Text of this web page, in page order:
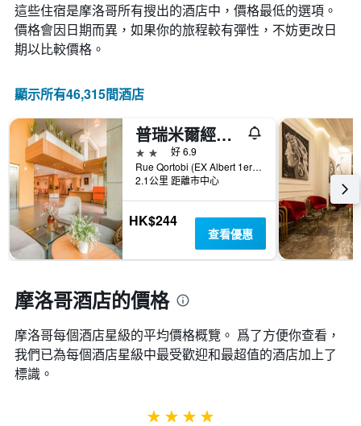
的
天
數
此
表
具
有
1Y
軸，
顯
示
房
間
平
均
這些住宿是摩洛哥所有搜出的酒店中，價格最低的選項。
價格會因日期而異，如果你的旅程較有彈性，不妨更改日
期以比較價格。
顯示所有46,315間酒店
普瑞米爾經典卡薩布蘭卡中央別墅飯店
2星級
好 6.9
Rue Qortobi (EX Albert 1er), 卡薩布蘭卡, 摩洛哥
2.1公里 距離市中心
HK$244
查看優惠
摩洛哥酒店的價格
摩洛哥​每個酒店星級的平均價格概覽。 爲了方便你查看，
我們已為每個酒店星級中最受歡迎和最超值的酒店加上了
標識。
4星級